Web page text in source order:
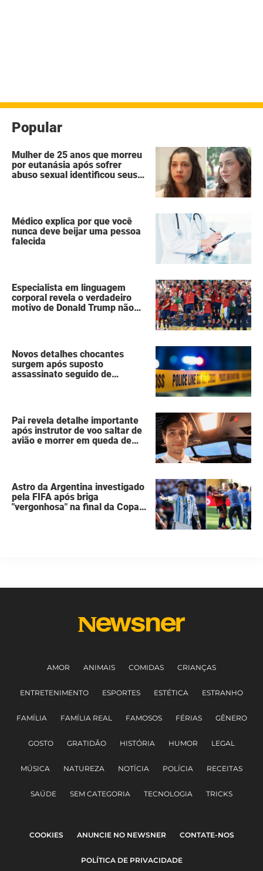
Popular
Mulher de 25 anos que morreu
por eutanásia após sofrer
abuso sexual identificou seus
Médico explica por que você
nunca deve beijar uma pessoa
falecida
Especialista em linguagem
corporal revela o verdadeiro
motivo de Donald Trump não
Novos detalhes chocantes
surgem após suposto
assassinato seguido de
Pai revela detalhe importante
após instrutor de voo saltar de
avião e morrer em queda de
Astro da Argentina investigado
pela FIFA após briga
"vergonhosa" na final da Copa
AMOR ANIMAIS COMIDAS CRIANÇAS
ENTRETENIMENTO ESPORTES ESTÉTICA ESTRANHO
FAMÍLIA FAMÍLIA REAL FAMOSOS FÉRIAS GÊNERO
GOSTO GRATIDÃO HISTÓRIA HUMOR LEGAL
MÚSICA NATUREZA NOTÍCIA POLÍCIA RECEITAS
SAÚDE SEM CATEGORIA TECNOLOGIA TRICKS
COOKIES ANUNCIE NO NEWSNER CONTATE-NOS
POLÍTICA DE PRIVACIDADE